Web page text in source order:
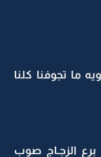
ما تجوفنا كلنا
الزجـاج صوب